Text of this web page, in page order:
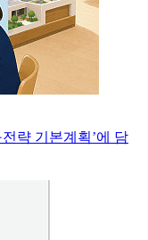
략 기본계획’에 담